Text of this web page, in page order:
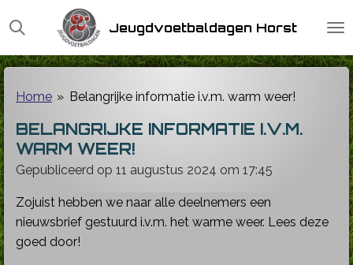
Ga
direct
naar
hoofdinhoud
Jeugdvoetbaldagen Horst
Home » Belangrijke informatie i.v.m. warm weer!
BELANGRIJKE INFORMATIE I.V.M.
WARM WEER!
Gepubliceerd op 11 augustus 2024 om 17:45
Zojuist hebben we naar alle deelnemers een
nieuwsbrief gestuurd i.v.m. het warme weer. Lees deze
goed door!